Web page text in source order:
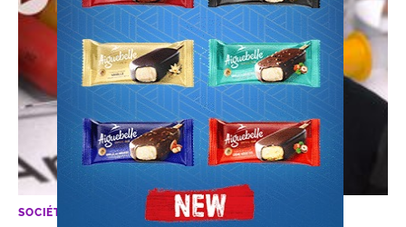
SOCIÉTÉ